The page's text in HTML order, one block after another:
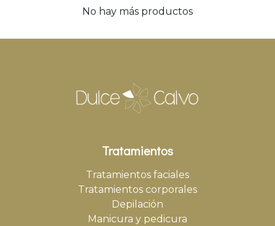
No hay más productos
Tratamientos
Tratamientos faciales
Tratamientos corporales
Depilación
Manicura y pedicura